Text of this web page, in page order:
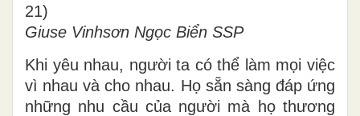
21)
Giuse Vinhsơn Ngọc Biển SSP
Khi yêu nhau, người ta có thể làm mọi việc
vì nhau và cho nhau. Họ sẵn sàng đáp ứng
những nhu cầu của người mà họ thương